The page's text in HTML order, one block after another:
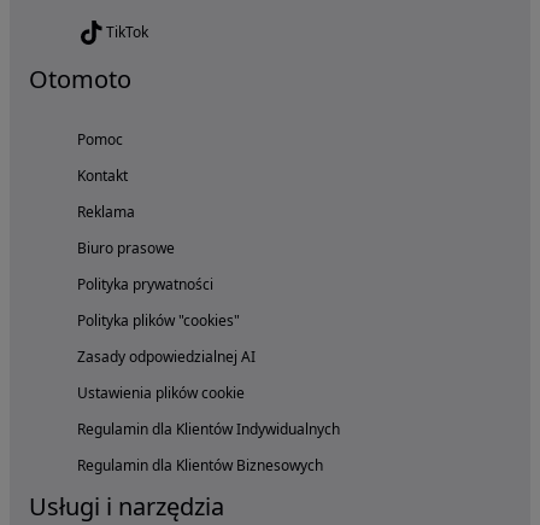
TikTok
Otomoto
Pomoc
Kontakt
Reklama
Biuro prasowe
Polityka prywatności
Polityka plików "cookies"
Zasady odpowiedzialnej AI
Ustawienia plików cookie
Regulamin dla Klientów Indywidualnych
Regulamin dla Klientów Biznesowych
Usługi i narzędzia